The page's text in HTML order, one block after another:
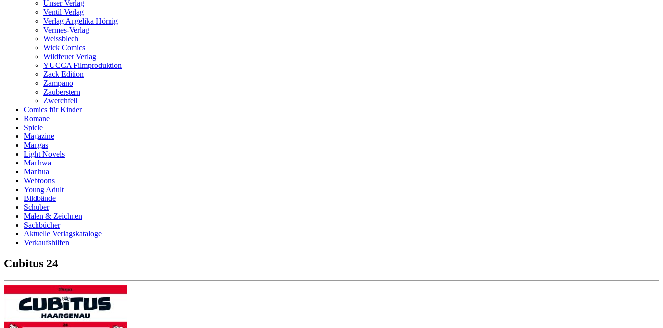
Unser Verlag
Ventil Verlag
Verlag Angelika Hörnig
Vermes-Verlag
Weissblech
Wick Comics
Wildfeuer Verlag
YUCCA Filmproduktion
Zack Edition
Zampano
Zauberstern
Zwerchfell
Comics für Kinder
Romane
Spiele
Magazine
Mangas
Light Novels
Manhwa
Manhua
Webtoons
Young Adult
Bildbände
Schuber
Malen & Zeichnen
Sachbücher
Aktuelle Verlagskataloge
Verkaufshilfen
Cubitus 24